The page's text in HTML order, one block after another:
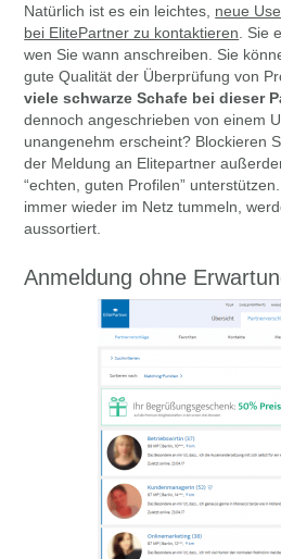
Natürlich ist es ein leichtes, neue
bei ElitePartner zu kontaktieren . Sie
wen Sie wann anschreiben. Sie
gute Qualität der Überprüfung von
viele schwarze Schafe bei dieser
dennoch angeschrieben von einem
unangenehm erscheint? Blockieren
der Meldung an Elitepartner
“echten, guten Profilen”
immer wieder im Netz tummeln,
aussortiert.
Anmeldung ohne